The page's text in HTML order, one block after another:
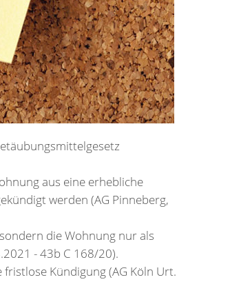
aus eine erhebliche
werden (AG Pinneberg,
die Wohnung nur als
- 43b C 168/20).
Kündigung (AG Köln Urt.